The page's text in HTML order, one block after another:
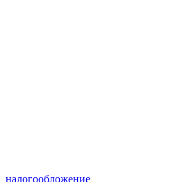
налогообложение